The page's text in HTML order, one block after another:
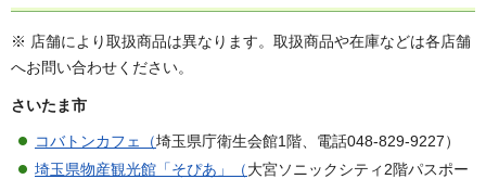
※ 店舗により取扱商品は異なります。取扱商品や在庫などは各店舗
へお問い合わせください。
さいたま市
コバトンカフェ（埼玉県庁衛生会館1階、電話048-829-9227）
埼玉県物産観光館「そぴあ」（大宮ソニックシティ2階パスポー